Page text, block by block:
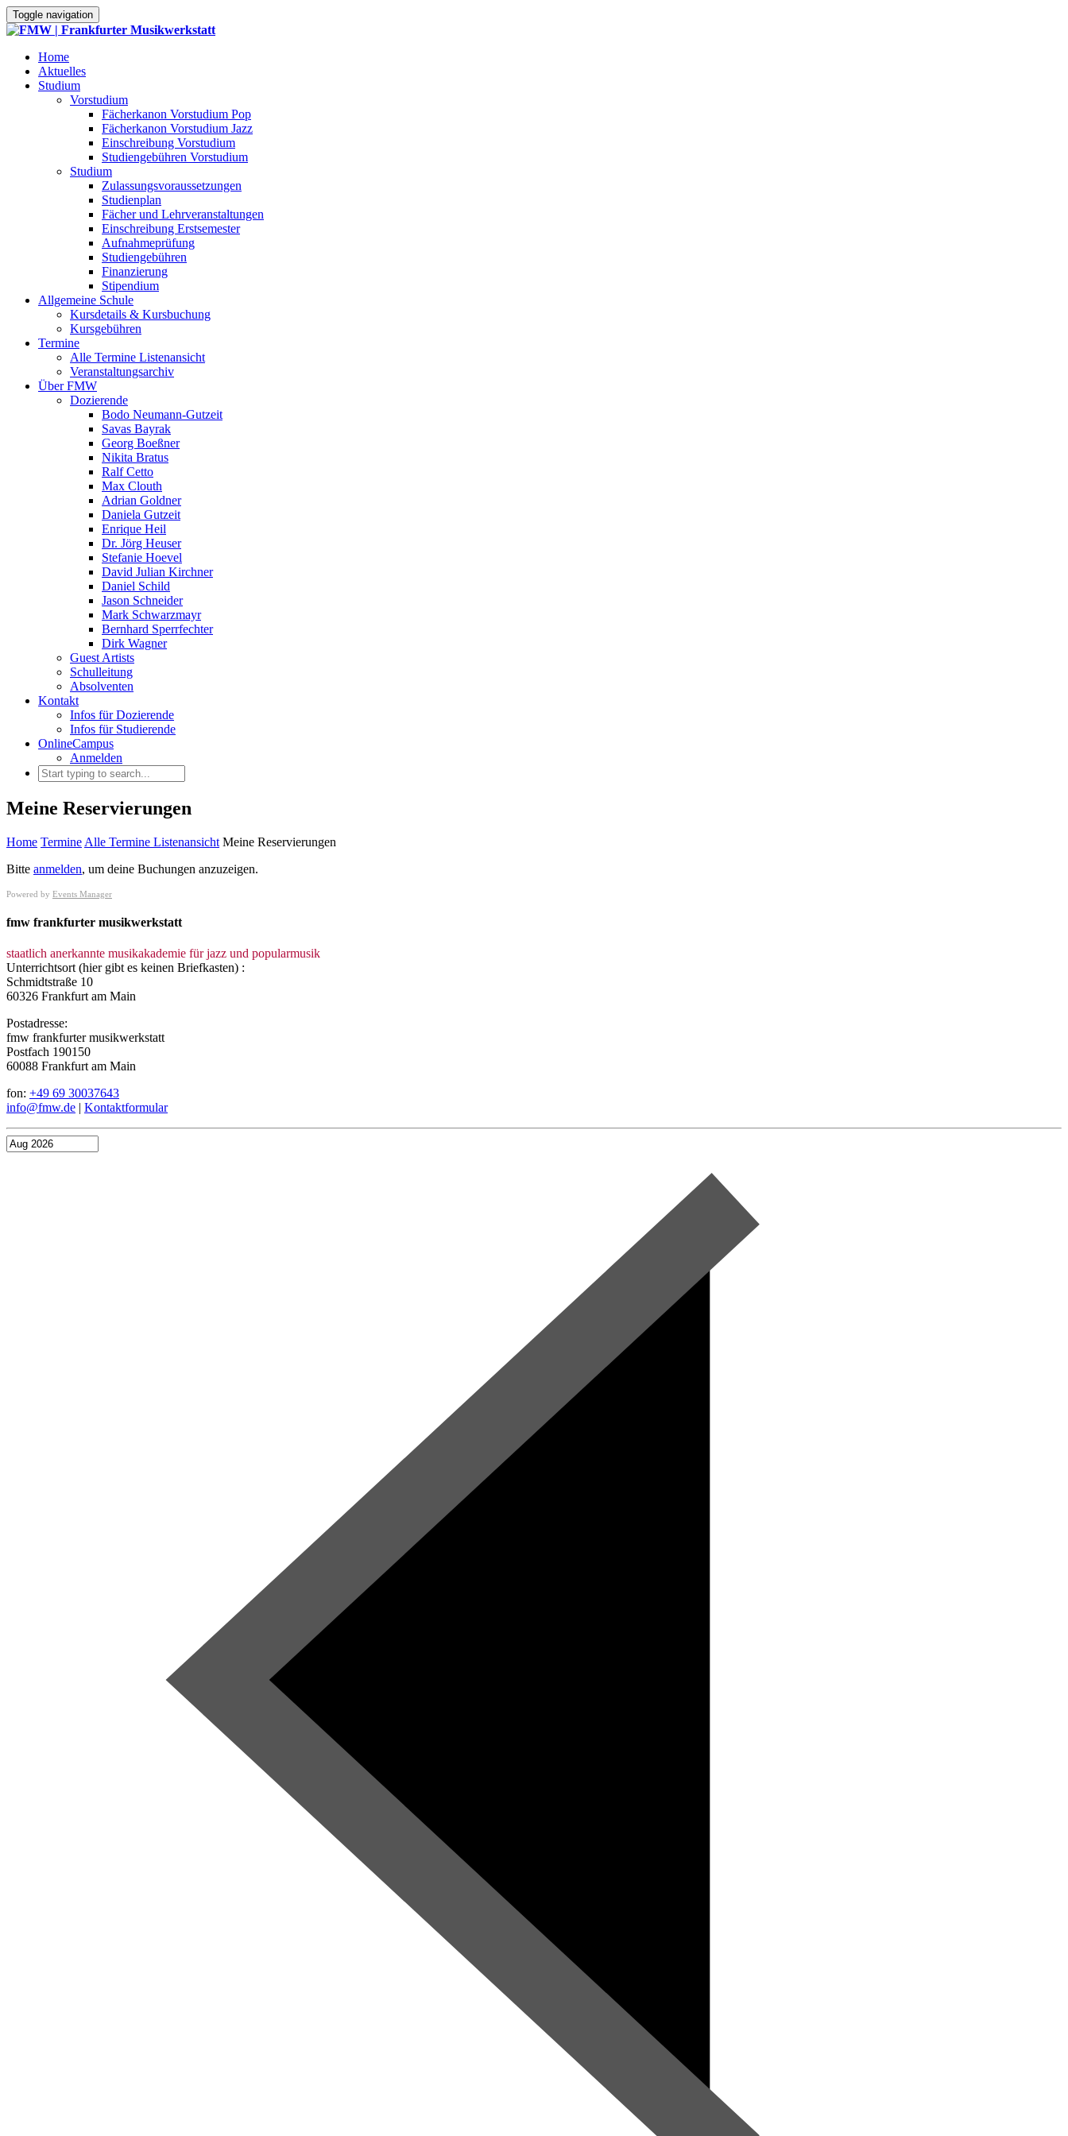
Toggle navigation
Home
Aktuelles
Studium
Vorstudium
Fächerkanon Vorstudium Pop
Fächerkanon Vorstudium Jazz
Einschreibung Vorstudium
Studiengebühren Vorstudium
Studium
Zulassungsvoraussetzungen
Studienplan
Fächer und Lehrveranstaltungen
Einschreibung Erstsemester
Aufnahmeprüfung
Studiengebühren
Finanzierung
Stipendium
Allgemeine Schule
Kursdetails & Kursbuchung
Kursgebühren
Termine
Alle Termine Listenansicht
Veranstaltungsarchiv
Über FMW
Dozierende
Bodo Neumann-Gutzeit
Savas Bayrak
Georg Boeßner
Nikita Bratus
Ralf Cetto
Max Clouth
Adrian Goldner
Daniela Gutzeit
Enrique Heil
Dr. Jörg Heuser
Stefanie Hoevel
David Julian Kirchner
Daniel Schild
Jason Schneider
Mark Schwarzmayr
Bernhard Sperrfechter
Dirk Wagner
Guest Artists
Schulleitung
Absolventen
Kontakt
Infos für Dozierende
Infos für Studierende
OnlineCampus
Anmelden
Meine Reservierungen
Home Termine Alle Termine Listenansicht Meine Reservierungen
Bitte anmelden, um deine Buchungen anzuzeigen.
Powered by Events Manager
fmw frankfurter musikwerkstatt
staatlich anerkannte musikakademie für jazz und popularmusik
Unterrichtsort (hier gibt es keinen Briefkasten) :
Schmidtstraße 10
60326 Frankfurt am Main
Postadresse:
fmw frankfurter musikwerkstatt
Postfach 190150
60088 Frankfurt am Main
fon: +49 69 30037643
info@fmw.de | Kontaktformular